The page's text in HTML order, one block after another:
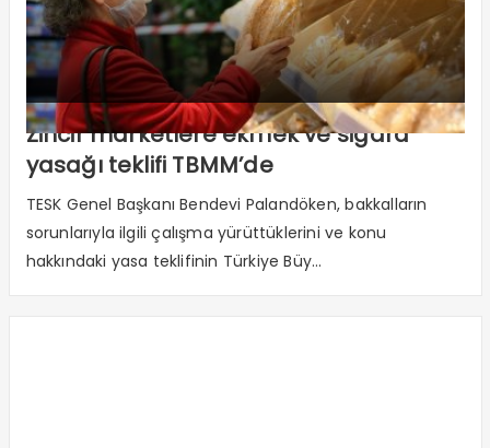
Zincir marketlere ekmek ve sigara
yasağı teklifi TBMM’de
TESK Genel Başkanı Bendevi Palandöken, bakkalların
sorunlarıyla ilgili çalışma yürüttüklerini ve konu
hakkındaki yasa teklifinin Türkiye Büy...